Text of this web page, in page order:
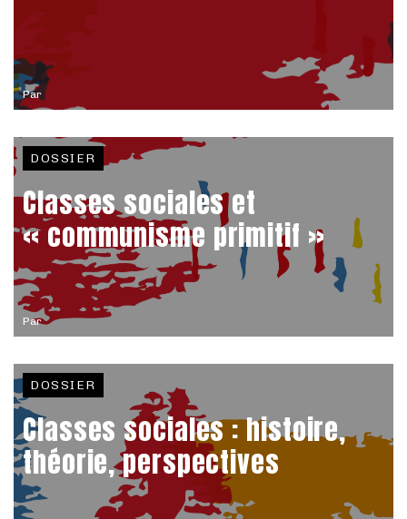
Par
Par
DOSSIER
Classes sociales et
« communisme primitif »
DOSSIER
Classes sociales : histoire,
théorie, perspectives